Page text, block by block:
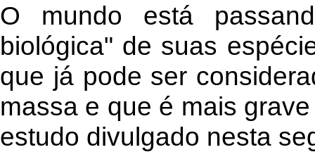
O mundo está
biológica" de suas
que já pode ser
massa e que é mais
estudo divulgado nesta